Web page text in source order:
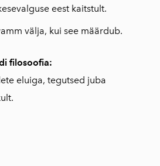
eest kaitstult.
välja, kui see määrdub.
filosoofia:
eluiga, tegutsed juba